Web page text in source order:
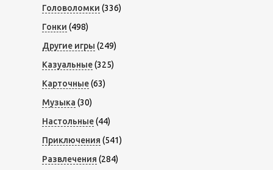
Головоломки (336)
Гонки (498)
Другие игры (249)
Казуальные(325)
Карточные(63)
Музыка (30)
Настольные(44)
Приключения (541)
Развлечения (284)